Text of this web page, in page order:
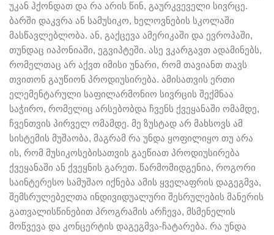
უკან ჰქონდათ და რა არის წინ, გაურკვეველი სივრცე.
ბარში დაკვრა ან სამუსიკო, ხელოვნების სკოლაში
მასწავლებლობა. ან, გაქცევა ამერიკაში და ევროპაში,
თუნდაც იაპონიაში, ეგვიპტეში. ასე ვკარგავთ ადამინებს,
რომელთაც არ აქვთ იმისი უნარი, რომ თავიანთ თავს
თვითონ გაუწიონ პროდიუსირება. ამისათვის ერთი
ელემენტარული საფილარმონიო სივრცის შექმნაა
საჭირო, რომელიც არსებობდა ჩვენს ქვეყანაში ომამდე,
ჩვენთვის პირველ ომამდე. მე ზუსტად არ მახსოვს ამ
სისტემის მუშაობა, მაგრამ რა უნდა ყოფილიყო თუ არა
ის, რომ მუსიკოსებისათვის გაეწიათ პროდიუსირება
ქვეყანაში ან ქვეყნის გარეთ. წარმომიდგენია, როგორი
საინტერესო სამუშაო იქნება ამის ყველაფრის დაგეგმვა,
შემსრულებელთა ინდივიდუალური შესრულების მანერის
გათვალისწინებით პროგრამის არჩევა, მსმენელის
მოწვევა და კონცერტის დაგეგმვა-ჩატარება. რა უნდა